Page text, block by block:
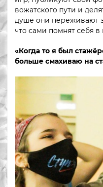
вожатского пути и
душе они переживают
что сами помнят себя в
«Когда то я был
больше смахиваю на